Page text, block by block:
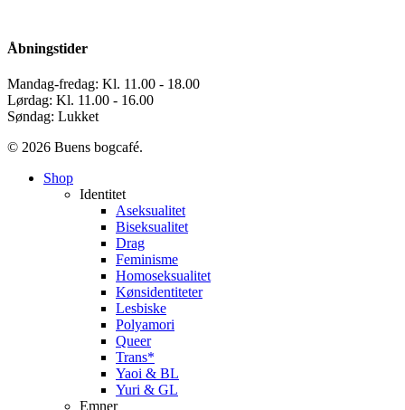
Åbningstider
Mandag-fredag: Kl. 11.00 - 18.00
Lørdag: Kl. 11.00 - 16.00
Søndag: Lukket
© 2026 Buens bogcafé.
Close
Shop
Identitet
Aseksualitet
Biseksualitet
Drag
Feminisme
Homoseksualitet
Kønsidentiteter
Lesbiske
Polyamori
Queer
Trans*
Yaoi & BL
Yuri & GL
Emner